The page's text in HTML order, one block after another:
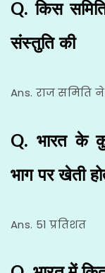
Q. किस
संस्तुति की
Ans. राज समिति ने
Q. भारत के
भाग पर खेती
Ans. 51 प्रतिशत